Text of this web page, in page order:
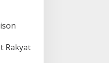
Rakyat